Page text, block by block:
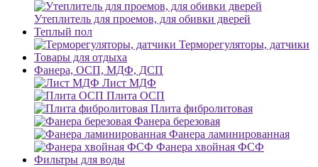
Утеплитель для проемов, для обивки дверей
Теплый пол
Терморегуляторы, датчики
Товары для отдыха
Фанера, ОСП, МДФ, ДСП
Лист МДФ
Плита ОСП
Плита фибролитовая
Фанера березовая
Фанера ламинированная
Фанера хвойная ФСФ
Фильтры для воды